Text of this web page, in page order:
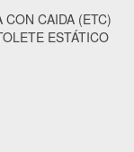
CAIDA (ETC)
ESTÁTICO